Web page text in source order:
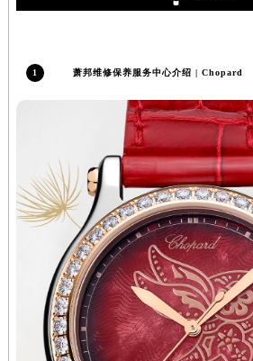
1 萧邦维修保养服务中心介绍 | Chopard